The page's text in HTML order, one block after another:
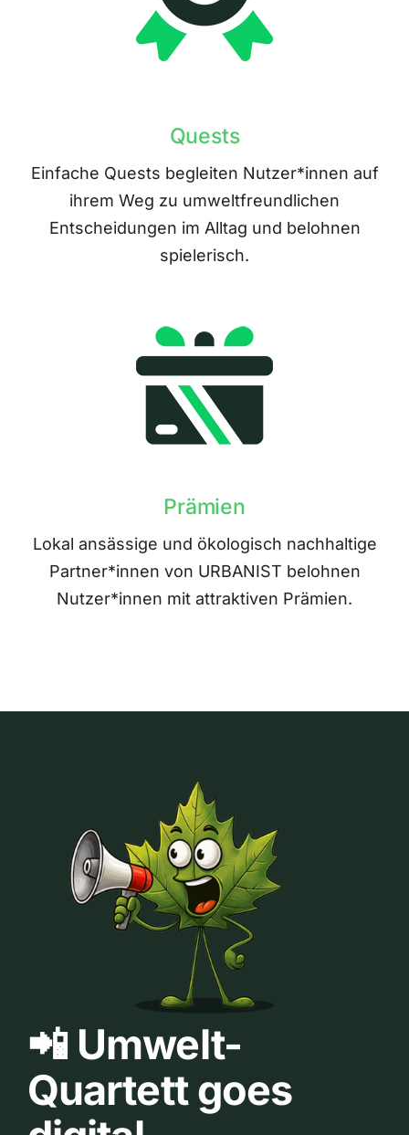
Quests
Einfache Quests begleiten Nutzer*innen auf
ihrem Weg zu umweltfreundlichen
Entscheidungen im Alltag und belohnen
spielerisch.
Prämien
Lokal ansässige und ökologisch nachhaltige
Partner*innen von URBANIST belohnen
Nutzer*innen mit attraktiven Prämien.
📲 Umwelt-
Quartett goes